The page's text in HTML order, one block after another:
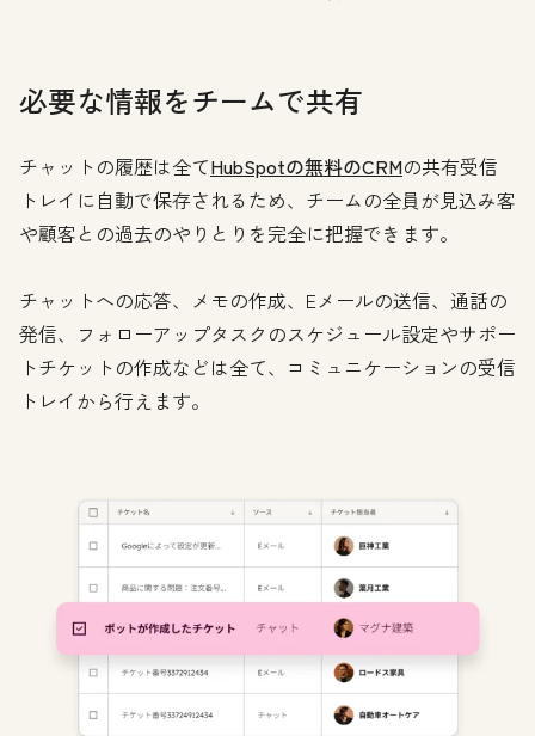
必要な情報をチームで共有
チャットの履歴は全てHubSpotの無料のCRMの共有受信
トレイに自動で保存されるため、チームの全員が見込み客
や顧客との過去のやりとりを完全に把握できます。
チャットへの応答、メモの作成、Eメールの送信、通話の
発信、フォローアップタスクのスケジュール設定やサポー
トチケットの作成などは全て、コミュニケーションの受信
トレイから行えます。